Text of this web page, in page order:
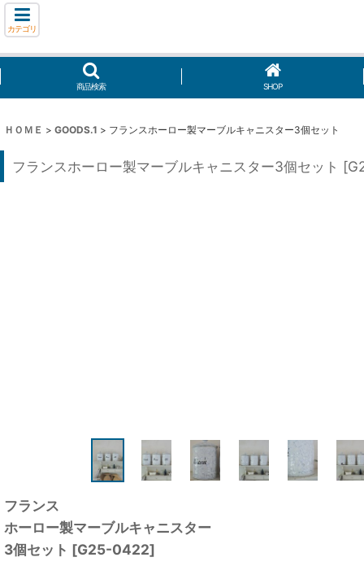
カテゴリ
商品検索 SHOP
ＨＯＭＥ > GOODS.1 > フランスホーロー製マーブルキャニスター3個セット
フランスホーロー製マーブルキャニスター3個セット [
フランス
ホーロー製マーブルキャニスター
3個セット [G25-0422]